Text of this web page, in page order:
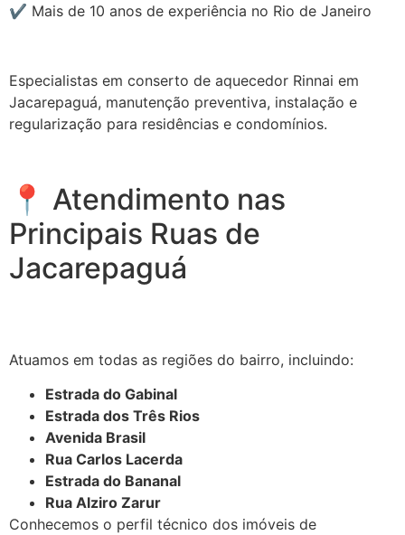
✔ Mais de 10 anos de experiência no Rio de Janeiro
Especialistas em conserto de aquecedor Rinnai em
Jacarepaguá, manutenção preventiva, instalação e
regularização para residências e condomínios.
📍 Atendimento nas
Principais Ruas de
Jacarepaguá
Atuamos em todas as regiões do bairro, incluindo:
Estrada do Gabinal
Estrada dos Três Rios
Avenida Brasil
Rua Carlos Lacerda
Estrada do Bananal
Rua Alziro Zarur
Conhecemos o perfil técnico dos imóveis de